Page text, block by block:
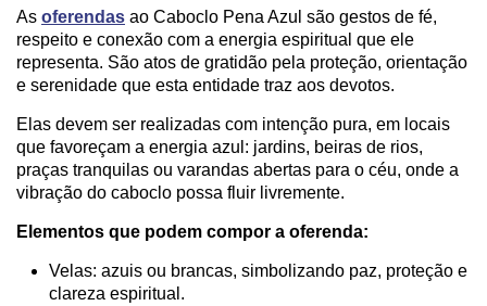
As oferendas ao Caboclo Pena Azul são gestos de fé,
respeito e conexão com a energia espiritual que ele
representa. São atos de gratidão pela proteção, orientação
e serenidade que esta entidade traz aos devotos.
Elas devem ser realizadas com intenção pura, em locais
que favoreçam a energia azul: jardins, beiras de rios,
praças tranquilas ou varandas abertas para o céu, onde a
vibração do caboclo possa fluir livremente.
Elementos que podem compor a oferenda:
Velas: azuis ou brancas, simbolizando paz, proteção e
clareza espiritual.